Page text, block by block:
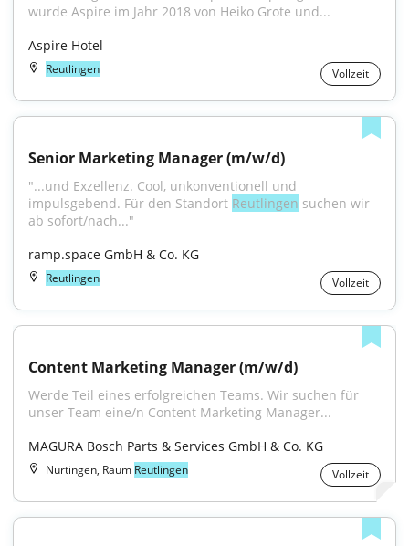
wurde Aspire im Jahr 2018 von Heiko Grote und...
Aspire Hotel
Reutlingen Vollzeit
Senior Marketing Manager (m/w/d)
"...und Exzellenz. Cool, unkonventionell und
impulsgebend. Für den Standort Reutlingen suchen wir
ab sofort/nach..."
ramp.space GmbH & Co. KG
Reutlingen Vollzeit
Content Marketing Manager (m/w/d)
Werde Teil eines erfolgreichen Teams. Wir suchen für
unser Team eine/n Content Marketing Manager...
MAGURA Bosch Parts & Services GmbH & Co. KG
Nürtingen, Raum Reutlingen Vollzeit